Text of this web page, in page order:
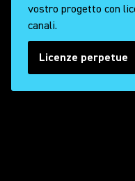
vostro progetto con
canali.
Licenze perpetue